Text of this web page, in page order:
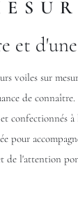
et
voiles sur
de connaître.
confectionnés
pour
de l'attention